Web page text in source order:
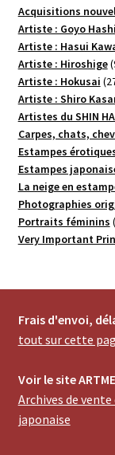
Acquisitions
Artiste : Goyo
Artiste : Hasui
Artiste : Hiroshige
Artiste : Hokusai
Artiste : Shiro
Artistes du SHIN
Carpes, chats,
Estampes
Estampes
La neige en
Photographies
Portraits féminins
Very Important
Frais d'envoi,
tout sur cette
Voir le site
Archives de
japonaise